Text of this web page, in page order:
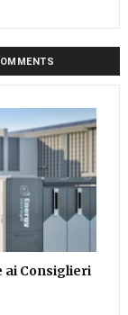
ai Consiglieri